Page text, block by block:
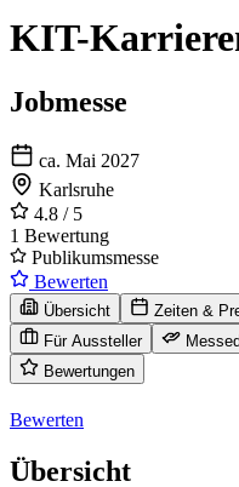
KIT-
Jobmesse
ca. Mai 2027
Karlsruhe
4.8 / 5
1 Bewertung
Publikumsmesse
Bewerten
Übersicht Zeiten &
Für Aussteller
Bewertungen
Bewerten
Übersicht